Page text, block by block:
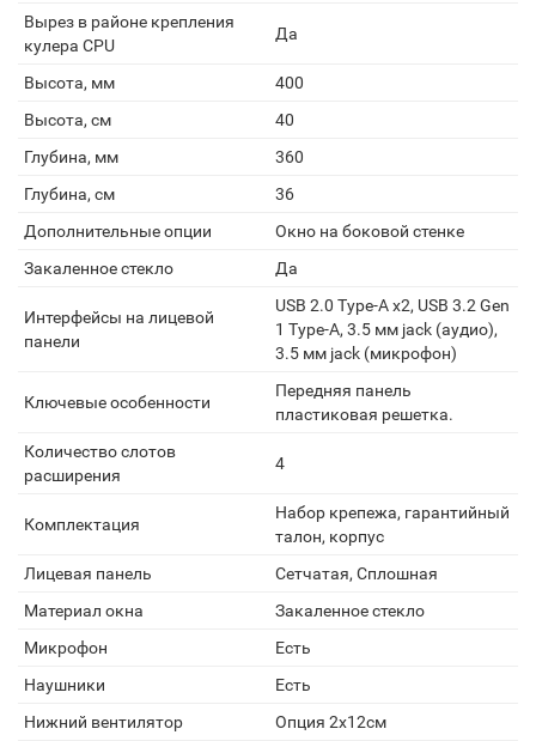
Вырез в районе крепления
кулера CPU
Да
Высота, мм
400
Высота, см
40
Глубина, мм
360
Глубина, см
36
Дополнительные опции
Окно на боковой стенке
Закаленное стекло
Да
Интерфейсы на лицевой
панели
USB 2.0 Type-A х2, USB 3.2 Gen
1 Type-A, 3.5 мм jack (аудио),
3.5 мм jack (микрофон)
Ключевые особенности
Передняя панель
пластиковая решетка.
Количество слотов
расширения
4
Комплектация
Набор крепежа, гарантийный
талон, корпус
Лицевая панель
Сетчатая, Сплошная
Материал окна
Закаленное стекло
Микрофон
Есть
Наушники
Есть
Нижний вентилятор
Опция 2x12см